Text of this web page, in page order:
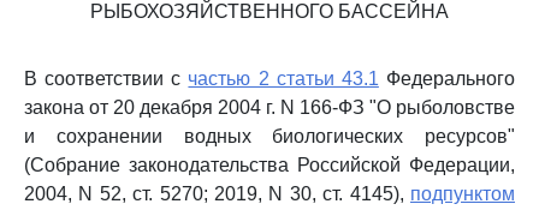
РЫБОХОЗЯЙСТВЕННОГО БАССЕЙНА
В соответствии с частью 2 статьи 43.1 Федерального
закона от 20 декабря 2004 г. N 166-ФЗ "О рыболовстве
и сохранении водных биологических ресурсов"
(Собрание законодательства Российской Федерации,
2004, N 52, ст. 5270; 2019, N 30, ст. 4145), подпунктом